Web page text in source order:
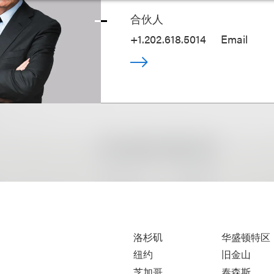
合伙人
+1.202.618.5014
Email
洛杉矶
纽约
华盛顿特区
旧金山